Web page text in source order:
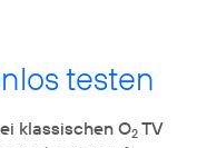
testen
klassischen O2 TV